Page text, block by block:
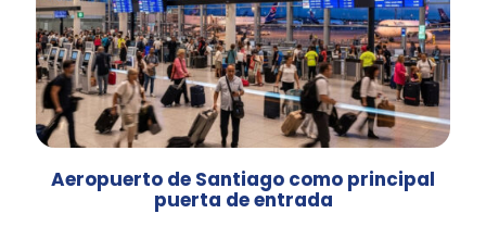
Aeropuerto de Santiago como principal
puerta de entrada